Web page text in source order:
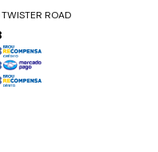
ROAD